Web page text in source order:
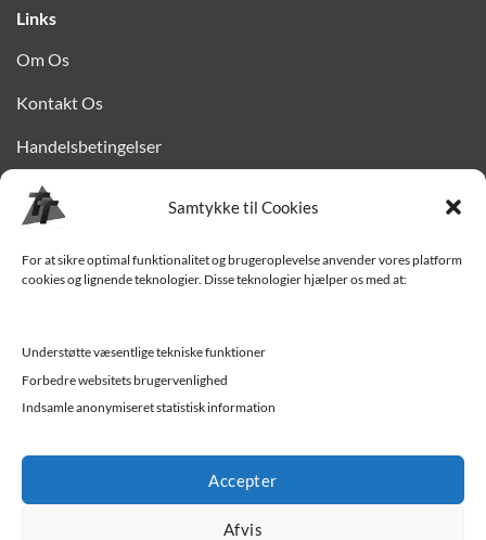
Samtykke til Cookies
For at sikre optimal funktionalitet og brugeroplevelse anvender vores platform
cookies og lignende teknologier. Disse teknologier hjælper os med at:
Understøtte væsentlige tekniske funktioner
Forbedre websitets brugervenlighed
Indsamle anonymiseret statistisk information
Accepter
Afvis
Links
Om Os
Kontakt Os
Handelsbetingelser
Privatlivspolitik
Finansiering
Levering til Sjælland
Trailer-hjælp og FAQ
Værksted